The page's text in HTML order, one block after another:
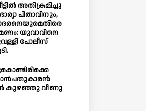
അതിക്രമിച്ചു
പിതാവിനും,
യുവാവിനെ
പോലീസ്
കുഴഞ്ഞു വീണു